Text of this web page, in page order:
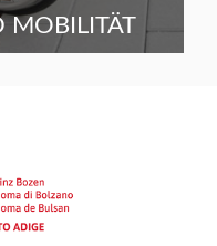
MOBILITÄT